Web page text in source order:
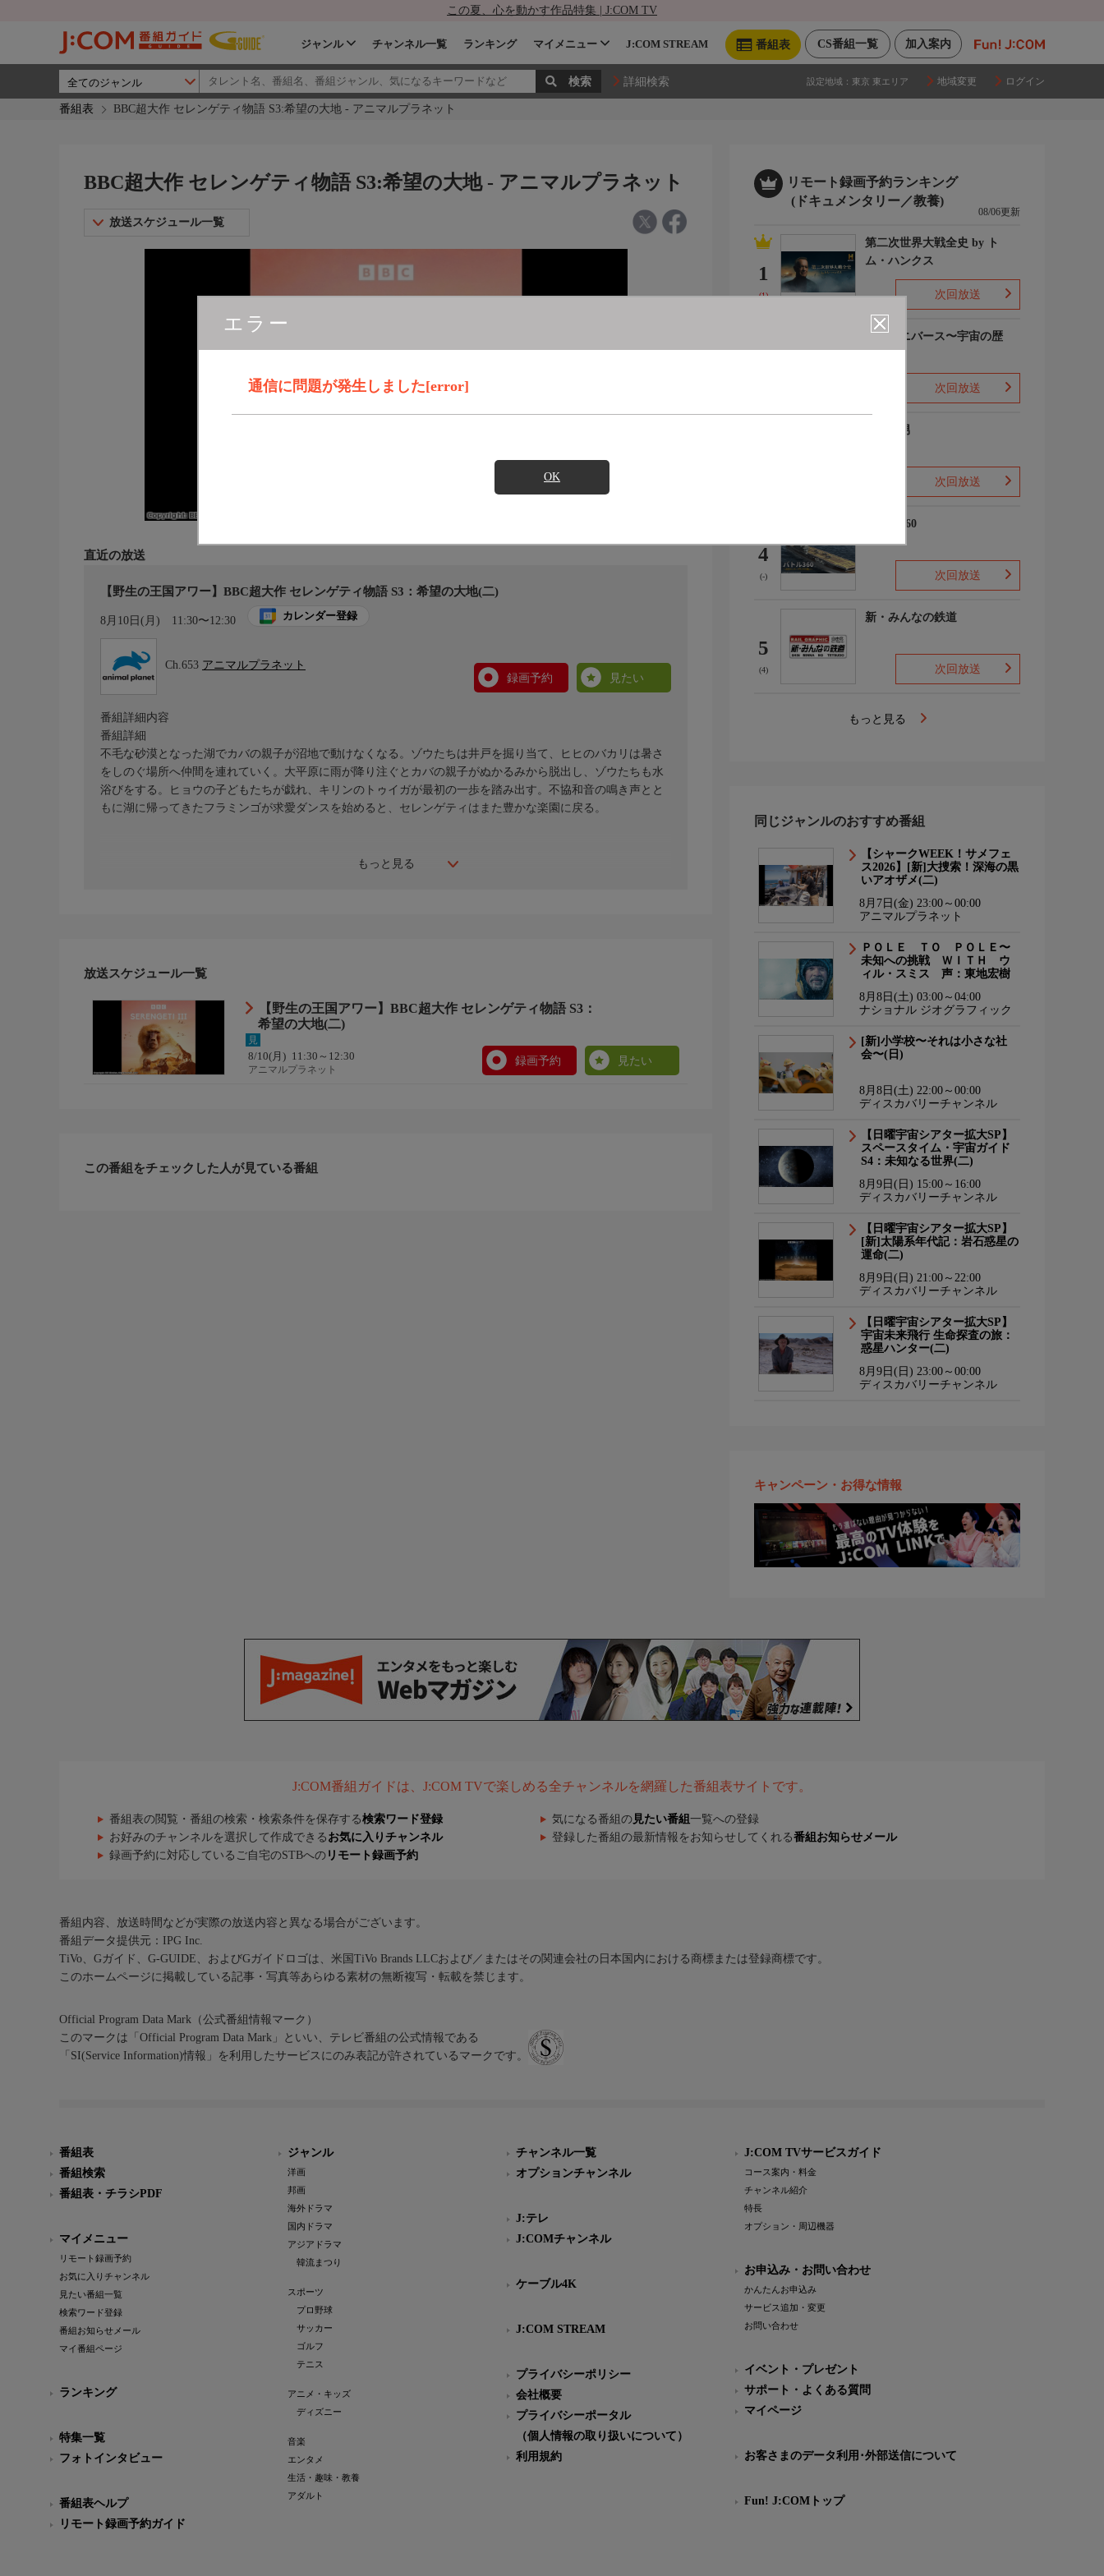
この夏、心を動かす作品特集 | J:COM TV
加入案内
CS番組一覧
番組表
ジャンル チャンネル一覧 ランキング マイメニュー J:COM STREAM
詳細検索 設定地域： 東京 東エリア 地域変更 ログイン
番組表 BBC超大作 セレンゲティ物語 S3:希望の大地 - アニマルプラネット
エラー
通信に問題が発生しました[error]
OK
BBC超大作 セレンゲティ物語 S3:希望の大地 - アニマルプラネット
放送スケジュール一覧
直近の放送
【野生の王国アワー】BBC超大作 セレンゲティ物語 S3：希望の大地(二)
8月10日(月) 11:30〜12:30 カレンダー登録
Ch.653 アニマルプラネット
録画予約
見たい
もっと見る
番組詳細内容
番組詳細
不毛な砂漠となった湖でカバの親子が沼地で動けなくなる。ゾウたちは井戸を掘り当て、ヒヒのバカリは暑さ
をしのぐ場所へ仲間を連れていく。大平原に雨が降り注ぐとカバの親子がぬかるみから脱出し、ゾウたちも水
浴びをする。ヒョウの子どもたちが戯れ、キリンのトゥイガが最初の一歩を踏み出す。不協和音の鳴き声とと
もに湖に帰ってきたフラミンゴが求愛ダンスを始めると、セレンゲティはまた豊かな楽園に戻る。
放送スケジュール一覧
【野生の王国アワー】BBC超大作 セレンゲティ物語 S3：
希望の大地(二)
見
8/10(月) 11:30～12:30
アニマルプラネット
録画予約 見たい
この番組をチェックした人が見ている番組
リモート録画予約ランキング
(ドキュメンタリー／教養)
08/06更新
1
(1)
第二次世界大戦全史 by ト
ム・ハンクス
次回放送
ザ・ユニバース〜宇宙の歴
次回放送
ザ・森男
次回放送
4
(-)
バトル360
次回放送
5
(4)
新・みんなの鉄道
次回放送
もっと見る
同じジャンルのおすすめ番組
【シャークWEEK！サメフェ
ス2026】[新]大捜索！深海の黒
いアオザメ(二)
8月7日(金) 23:00～00:00
アニマルプラネット
ＰＯＬＥ ＴＯ ＰＯＬＥ〜
未知への挑戦 ＷＩＴＨ ウ
ィル・スミス 声：東地宏樹
8月8日(土) 03:00～04:00
ナショナル ジオグラフィック
[新]小学校〜それは小さな社
会〜(日)
8月8日(土) 22:00～00:00
ディスカバリーチャンネル
【日曜宇宙シアター拡大SP】
スペースタイム・宇宙ガイド
S4：未知なる世界(二)
8月9日(日) 15:00～16:00
ディスカバリーチャンネル
【日曜宇宙シアター拡大SP】
[新]太陽系年代記：岩石惑星の
運命(二)
8月9日(日) 21:00～22:00
ディスカバリーチャンネル
【日曜宇宙シアター拡大SP】
宇宙未来飛行 生命探査の旅：
惑星ハンター(二)
8月9日(日) 23:00～00:00
ディスカバリーチャンネル
キャンペーン・お得な情報
J:COM番組ガイドは、J:COM TVで楽しめる全チャンネルを網羅した番組表サイトです。
番組表の閲覧・番組の検索・検索条件を保存する検索ワード登録 気になる番組の 見たい番組 一覧への登録
お好みのチャンネルを選択して作成できる お気に入りチャンネル 登録した番組の最新情報をお知らせしてくれる番組お知らせメール
録画予約に対応しているご自宅のSTBへの リモート録画予約
番組内容、放送時間などが実際の放送内容と異なる場合がございます。
番組データ提供元：IPG Inc.
TiVo、Gガイド、G-GUIDE、およびGガイドロゴは、米国TiVo Brands LLCおよび／またはその関連会社の日本国内における商標または登録商標です。
このホームページに掲載している記事・写真等あらゆる素材の無断複写・転載を禁じます。
Official Program Data Mark（公式番組情報マーク）
このマークは「Official Program Data Mark」といい、テレビ番組の公式情報である
「SI(Service Information)情報」を利用したサービスにのみ表記が許されているマークです。
番組表
番組検索
番組表・チラシPDF
マイメニュー
リモート録画予約
お気に入りチャンネル
見たい番組一覧
検索ワード登録
番組お知らせメール
マイ番組ページ
ランキング
特集一覧
フォトインタビュー
番組表ヘルプ
リモート録画予約ガイド
ジャンル
洋画
邦画
海外ドラマ
国内ドラマ
アジアドラマ
韓流まつり
スポーツ
プロ野球
サッカー
ゴルフ
テニス
アニメ・キッズ
ディズニー
音楽
エンタメ
生活・趣味・教養
アダルト
チャンネル一覧
オプションチャンネル
J:テレ
J:COMチャンネル
ケーブル4K
J:COM STREAM
プライバシーポリシー
会社概要
プライバシーポータル
（個人情報の取り扱いについて）
利用規約
J:COM TVサービスガイド
コース案内・料金
チャンネル紹介
特長
オプション・周辺機器
お申込み・お問い合わせ
かんたんお申込み
サービス追加・変更
お問い合わせ
イベント・プレゼント
サポート・よくある質問
マイページ
お客さまのデータ利用･外部送信について
Fun! J:COMトップ